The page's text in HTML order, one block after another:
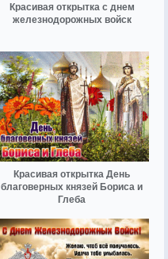
Красивая открытка с днем
железнодорожных войск
Красивая открытка День
благоверных князей Бориса и
Глеба